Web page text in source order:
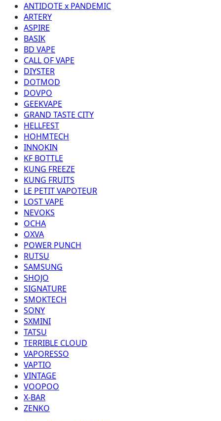
ANTIDOTE x PANDEMIC
ARTERY
ASPIRE
BASIK
BD VAPE
CALL OF VAPE
DIYSTER
DOTMOD
DOVPO
GEEKVAPE
GRAND TASTE CITY
HELLFEST
HOHMTECH
INNOKIN
KF BOTTLE
KUNG FREEZE
KUNG FRUITS
LE PETIT VAPOTEUR
LOST VAPE
NEVOKS
OCHA
OXVA
POWER PUNCH
RUTSU
SAMSUNG
SHOJO
SIGNATURE
SMOKTECH
SONY
SXMINI
TATSU
TERRIBLE CLOUD
VAPORESSO
VAPTIO
VINTAGE
VOOPOO
X-BAR
ZENKO